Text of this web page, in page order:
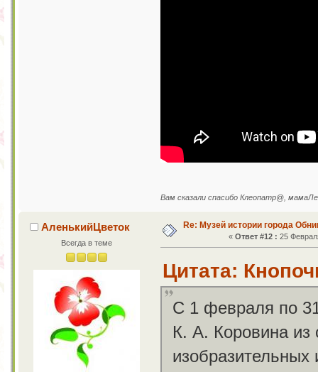
Вам сказали спасибо Клеопатр@,
АленькийЦветок
Всегда в теме
Re: Музей истории города
« Ответ #12 : 25
Цитата:
С 1 февраля по
К. А. Коровина из
изобразительных